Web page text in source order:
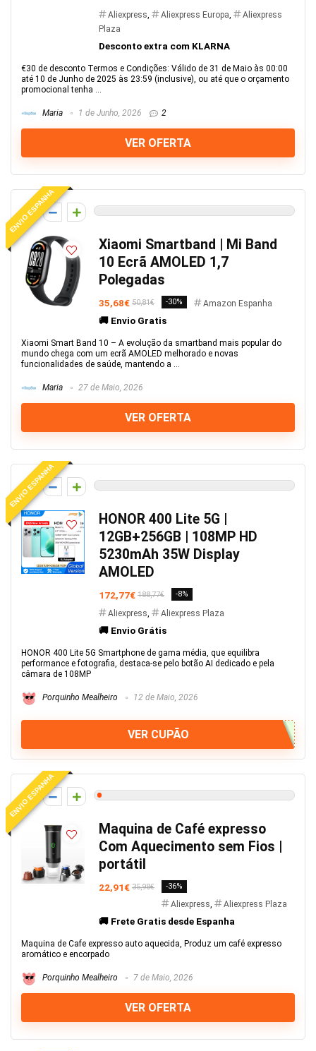
Aliexpress, Aliexpress Europa,
Aliexpress
Plaza
Desconto extra com KLARNA
€30 de desconto Termos e Condições: Válido de 31 de Maio às 00:00
até 10 de Junho de 2025 às 23:59 (inclusive), ou até que o orçamento
promocional tenha ...
Maria 1 de Junho, 2026 2
VER OFERTA
ENVIO ESPANHA
0
Xiaomi Smartband | Mi Band
10 Ecrã AMOLED 1,7
Polegadas
35,68€ 50,81€ -30% Amazon Espanha
🚚 Envio Gratis
Xiaomi Smart Band 10 – A evolução da smartband mais popular do
mundo chega com um ecrã AMOLED melhorado e novas
funcionalidades de saúde, mantendo a ...
Maria 27 de Maio, 2026
VER OFERTA
ENVIO ESPANHA
0
HONOR 400 Lite 5G |
12GB+256GB | 108MP HD
5230mAh 35W Display
AMOLED
172,77€ 188,77€ -8%
Aliexpress, Aliexpress Plaza
🚚 Envio Grátis
HONOR 400 Lite 5G Smartphone de gama média, que equilibra
performance e fotografia, destaca-se pelo botão AI dedicado e pela
câmara de 108MP
Porquinho Mealheiro 12 de Maio, 2026
VER CUPÃO
ENVIO ESPANHA
1
Maquina de Café expresso
Com Aquecimento sem Fios |
portátil
22,91€ 35,98€ -36%
Aliexpress, Aliexpress Plaza
🚚 Frete Gratis desde Espanha
Maquina de Cafe expresso auto aquecida, Produz um café expresso
aromático e encorpado
Porquinho Mealheiro 7 de Maio, 2026
VER OFERTA